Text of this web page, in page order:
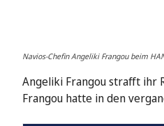
Navios-Chefin Angeliki Frangou beim
Angeliki Frangou strafft ihr
Frangou hatte in den